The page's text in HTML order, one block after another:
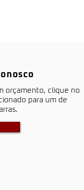
orçamento, clique no
para um de